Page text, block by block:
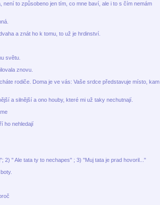
to způsobeno jen tím, co mne baví, ale i to s čím nemám
a znát ho k tomu, to už je hrdinství.
světu.
znovu.
rodiče. Doma je ve vás: Vaše srdce představuje místo, kam
a silnější a ono houby, které mi už taky nechutnají.
ho nehledají
" Ale tata ty to nechapes" ; 3) "Muj tata je prad hovoril..."